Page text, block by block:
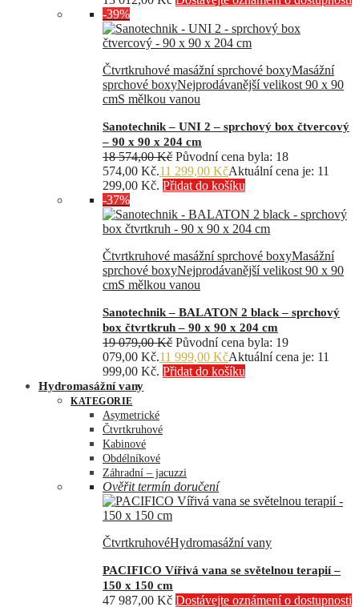
-39%
Čtvrtkruhové masážní sprchové boxyMasážní
sprchové boxyNejprodávanější velikost 90 x 90
cmS mělkou vanou
Sanotechnik – UNI 2 – sprchový box čtvercový
– 90 x 90 x 204 cm
18 574,00Kč Původní cena byla: 18
574,00 Kč.11 299,00 KčAktuální cena je: 11
299,00 Kč. Přidat do košíku
-37%
Čtvrtkruhové masážní sprchové boxyMasážní
sprchové boxyNejprodávanější velikost 90 x 90
cmS mělkou vanou
Sanotechnik – BALATON 2 black – sprchový
box čtvrtkruh – 90 x 90 x 204 cm
19 079,00Kč Původní cena byla: 19
079,00 Kč.11 999,00 KčAktuální cena je: 11
999,00 Kč. Přidat do košíku
Hydromasážní vany
KATEGORIE
Asymetrické
Čtvrtkruhové
Kabinové
Obdélníkové
Záhradní – jacuzzi
Ověřit termín doručení
ČtvrtkruhovéHydromasážní vany
PACIFICO Vířivá vana se světelnou terapií –
150 x 150 cm
47 987,00 Kč Dostávejte oznámení o dostupnosti